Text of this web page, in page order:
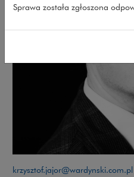
krzysztof.jajor@wardynski.com.pl
Sprawa została zgłoszona